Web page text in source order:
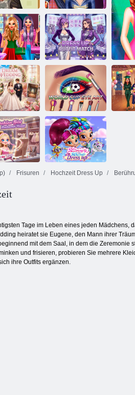
Style-
Woche
Ice Princess
Echt Haircuts
Anziehen:
Outfit-Match
Weltcup-
Augenkunst
Girl
World
Frisuren Hochzeit Dress Up
Tage im Leben eines jeden
heiratet sie Eugene, den Mann ihrer
mit dem Saal, in dem die Zeremonie
und frisieren, probieren Sie mehrere
ihre Outfits ergänzen.